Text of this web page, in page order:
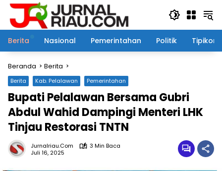
Langsung
konten
Berita
Nasional Pemerintahan Politik Tipikor
Beranda Berita
Berita Kab. Pelalawan Pemerintahan
Bupati Pelalawan Bersama Gubri
Abdul Wahid Dampingi Menteri LHK
Tinjau Restorasi TNTN
Jurnalriau.com
3 Min Baca
Juli 16, 2025